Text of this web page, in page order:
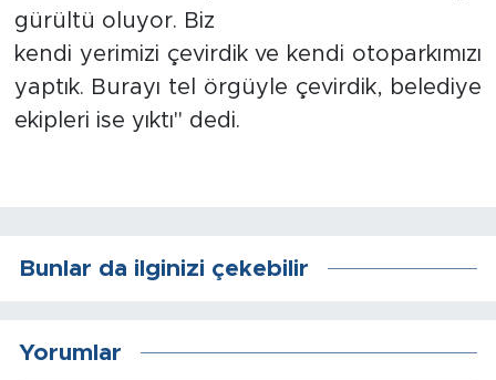
gürültü oluyor. Biz
kendi yerimizi çevirdik ve kendi otoparkımızı
yaptık. Burayı tel örgüyle çevirdik, belediye
ekipleri ise yıktı" dedi.
Bunlar da ilginizi çekebilir
Yorumlar
Arapgir
Arguvan
Battalgazi
Kale